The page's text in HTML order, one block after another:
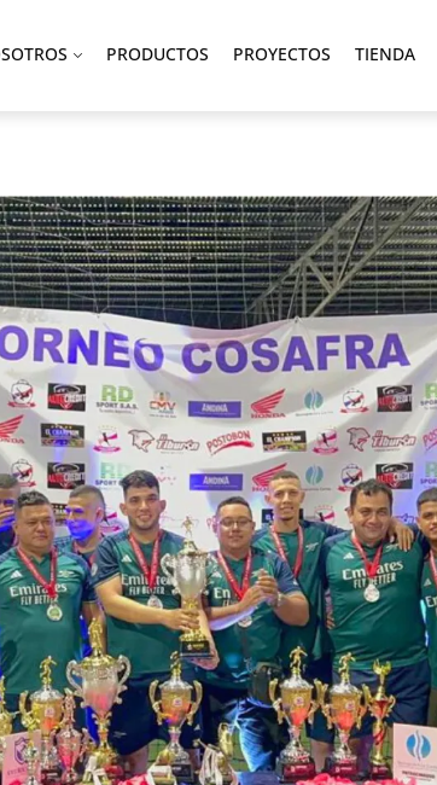
PRODUCTOS PROYECTOS TIENDA